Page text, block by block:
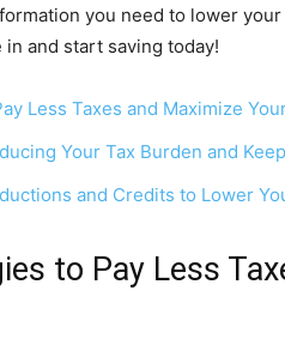
you need to lower
and start saving today!
Less Taxes and Maximize
Your Tax Burden and
and Credits to Lower
to Pay Less